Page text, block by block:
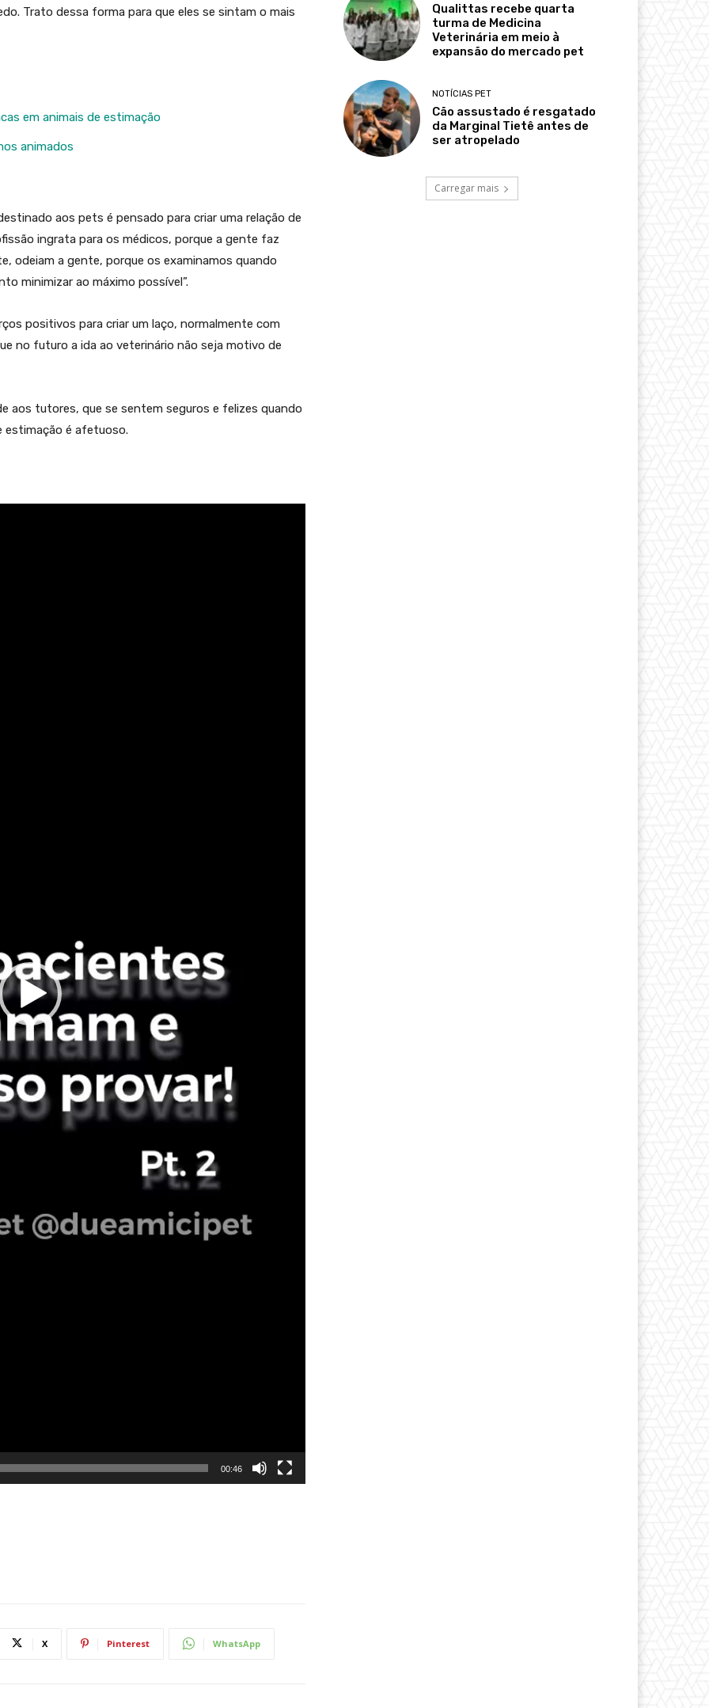
Trato dessa forma para que eles se sintam o mais
em animais de estimação
animados
aos pets é pensado para criar uma relação de
ingrata para os médicos, porque a gente faz
odeiam a gente, porque os examinamos quando
minimizar ao máximo possível”.
positivos para criar um laço, normalmente com
no futuro a ida ao veterinário não seja motivo de
aos tutores, que se sentem seguros e felizes quando
estimação é afetuoso.
00:46
X Pinterest WhatsApp
Qualittas recebe quarta
turma de Medicina
Veterinária em meio à
expansão do mercado pet
NOTÍCIAS PET
Cão assustado é resgatado
da Marginal Tietê antes de
ser atropelado
Carregar mais